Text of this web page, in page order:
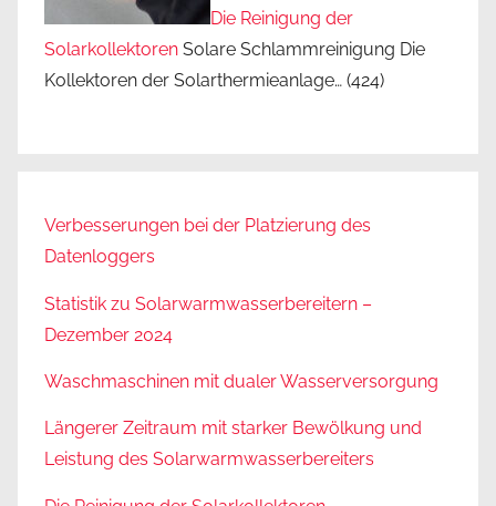
Die Reinigung der
Solarkollektoren Solare Schlammreinigung Die
Kollektoren der Solarthermieanlage… (424)
Verbesserungen bei der Platzierung des
Datenloggers
Statistik zu Solarwarmwasserbereitern –
Dezember 2024
Waschmaschinen mit dualer Wasserversorgung
Längerer Zeitraum mit starker Bewölkung und
Leistung des Solarwarmwasserbereiters